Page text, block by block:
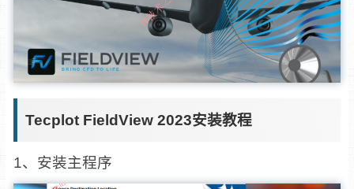
Tecplot FieldView 2023安装教程
1、安装主程序